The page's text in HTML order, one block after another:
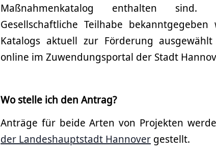
Maßnahmenkatalog enthalten sind.
Gesellschaftliche Teilhabe
Katalogs aktuell zur Förderung
online im Zuwendungsportal der Stadt
Wo stelle ich den Antrag?
Anträge für beide Arten von Projekten
der Landeshauptstadt Hannover gestellt.